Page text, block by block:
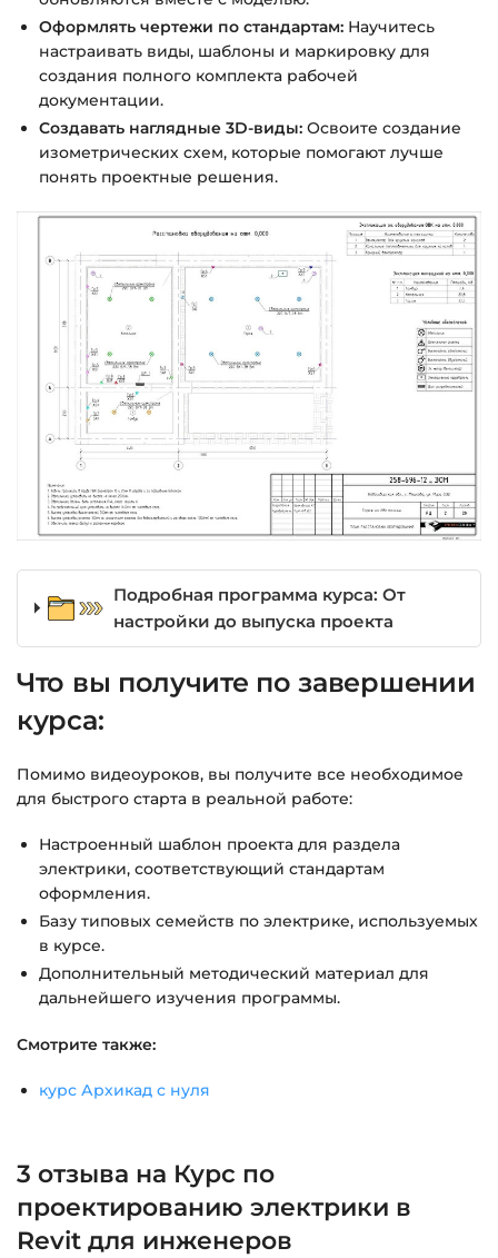
Оформлять чертежи по стандартам: Научитесь
настраивать виды, шаблоны и маркировку для
создания полного комплекта рабочей
документации.
Создавать наглядные 3D-виды: Освоите создание
изометрических схем, которые помогают лучше
понять проектные решения.
Подробная программа курса: От
настройки до выпуска проекта
Что вы получите по завершении
курса:
Помимо видеоуроков, вы получите все необходимое
для быстрого старта в реальной работе:
Настроенный шаблон проекта для раздела
электрики, соответствующий стандартам
оформления.
Базу типовых семейств по электрике, используемых
в курсе.
Дополнительный методический материал для
дальнейшего изучения программы.
Смотрите также:
курс Архикад с нуля
3 отзыва на Курс по
проектированию электрики в
Revit для инженеров